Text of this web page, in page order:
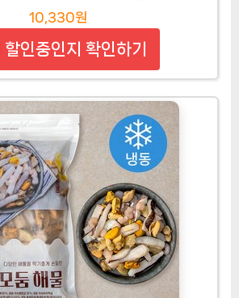
10,330원
할인중인지 확인하기